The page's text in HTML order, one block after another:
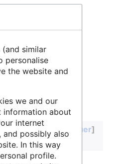
projets Git
privés
Masquer
la forge
(and similar
personalise
the website and
we and our
information about
internet
and possibly also
In this way
profile.